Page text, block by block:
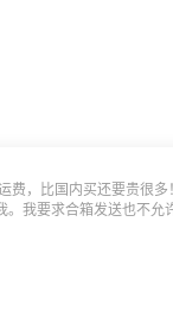
费，比国内买还要贵很
我要求合箱发送也不允
元，**单独发货➕主动报税
的的费用！！！！！我